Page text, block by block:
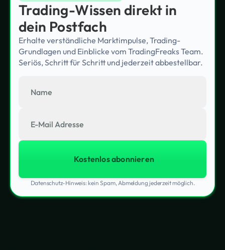
Trading-Wissen direkt in
dein Postfach
Erhalte verständliche Marktimpulse, Trading-
Grundlagen und Einblicke vom TradingFreaks Team.
Seriös, Schritt für Schritt und jederzeit abbestellbar.
Datenschutz-Hinweis: kein Spam, Abmeldung jederzeit möglich.